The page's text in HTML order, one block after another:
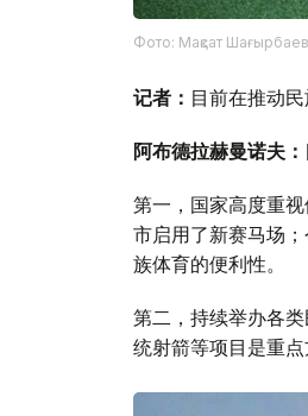
Фото: Мақсат
记者： 目前在推动
阿布德拉赫曼诺夫：
第一，国家高度重
市启用了新赛马场
族体育的便利性。
第二，持续举办各
统射箭等项目是重点